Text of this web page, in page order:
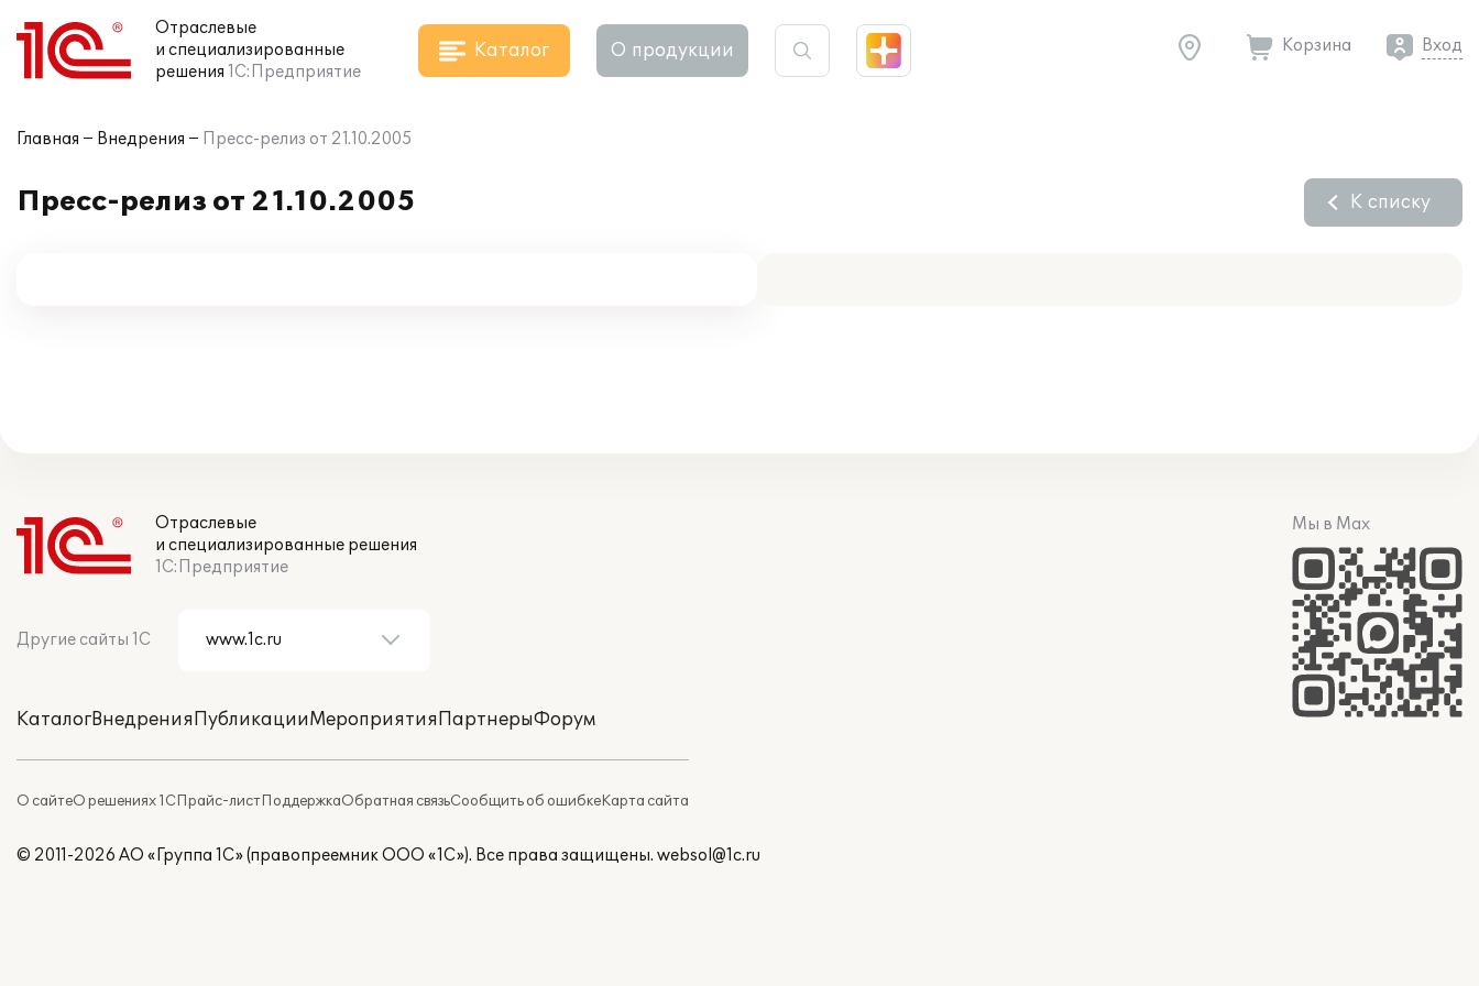
Отраслевые
и специализированные
решения 1С:Предприятие
Каталог О продукции Корзина Вход
Главная Внедрения Пресс-релиз от 21.10.2005
Пресс-релиз от 21.10.2005 К списку
Отраслевые
и специализированные решения
1С:Предприятие
Другие сайты 1С
КаталогВнедренияПубликацииМероприятияПартнерыФорум
О сайтеО решениях 1СПрайс-листПоддержкаОбратная связьСообщить об ошибкеКарта сайта
Мы в Max
© 2011-2026 АО «Группа 1С» (правопреемник ООО «1С»). Все права защищены. websol@1c.ru